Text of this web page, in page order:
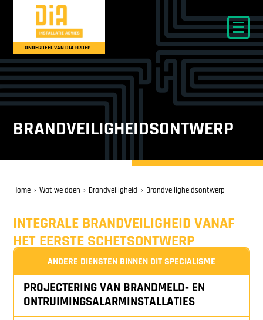
ONDERDEEL VAN DIA GROEP
BRANDVEILIGHEIDSONTWERP
Home Wat we doen Brandveiligheid Brandveiligheidsontwerp
INTEGRALE BRANDVEILIGHEID VANAF
HET EERSTE SCHETSONTWERP
ANDERE DIENSTEN BINNEN DIT SPECIALISME
PROJECTERING VAN BRANDMELD‑ EN
ONTRUIMINGSALARMINSTALLATIES